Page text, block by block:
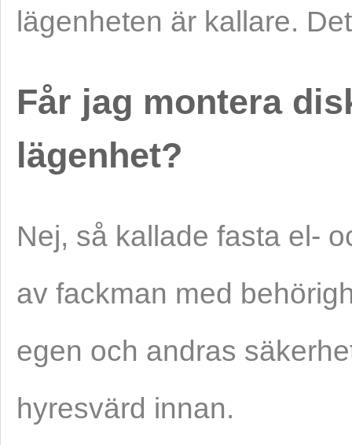
lägenheten är kallare.
Får jag montera
lägenhet?
Nej, så kallade fasta el-
av fackman med
egen och andras
hyresvärd innan.